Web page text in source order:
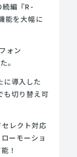
編『R-
能を大幅に
ォン
。
に導入した
も切り替え可
レクト対応
ーモーショ
！